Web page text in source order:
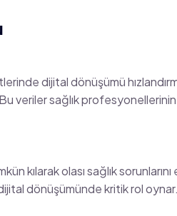
dijital dönüşümü
veriler sağlık
kılarak olası sağlık
dönüşümünde kritik rol oynar.